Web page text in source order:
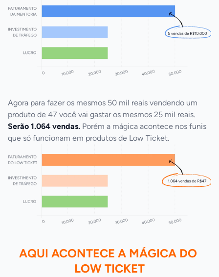
Agora para fazer os mesmos 50 mil reais vendendo um
Serão 1.064 vendas. Porém a mágica acontece nos funis
que só funcionam em produtos de Low Ticket.
AQUI ACONTECE A MÁGICA DO
LOW TICKET